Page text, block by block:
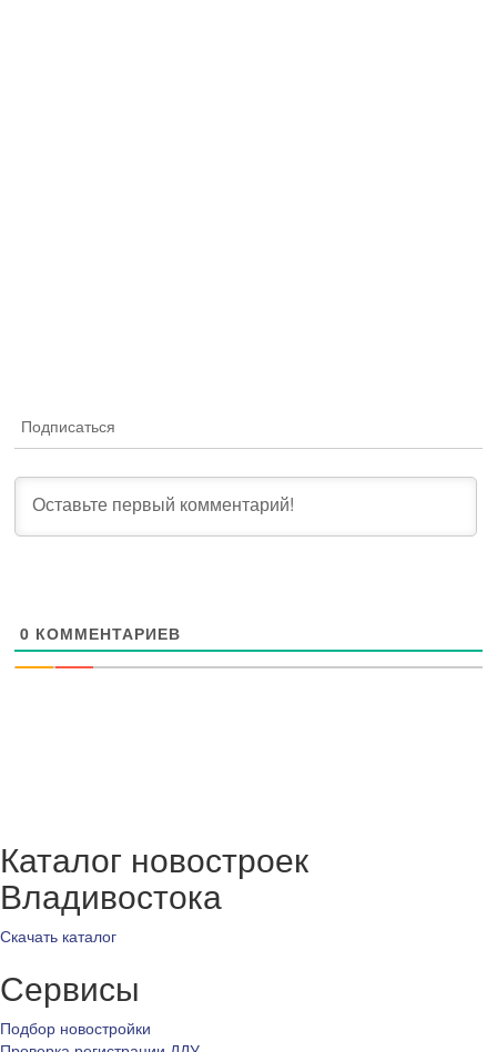
Подписаться
0 КОММЕНТАРИЕВ
Каталог новостроек
Владивостока
Скачать каталог
Сервисы
Подбор новостройки